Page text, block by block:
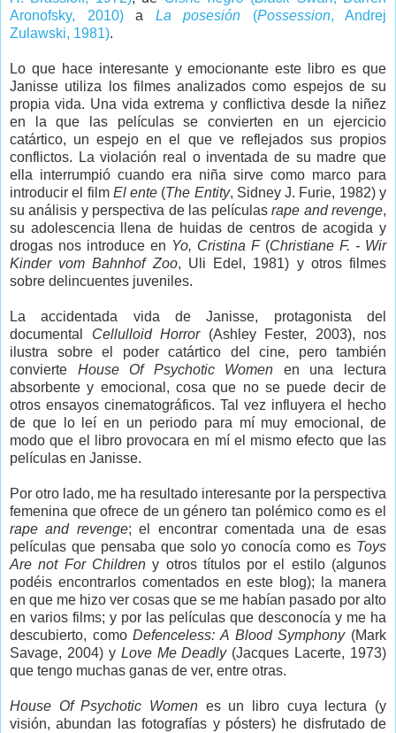
Aronofsky, 2010)a La posesión (Possession, Andrej
Zulawski, 1981).
Lo que hace interesante y emocionante este libro es que
Janisse utiliza los filmes analizados como espejos de su
propia vida. Una vida extrema y conflictiva desde la niñez
en la que las películas se convierten en un ejercicio
catártico, un espejo en el que ve reflejados sus propios
conflictos. La violación real o inventada de su madre que
ella interrumpió cuando era niña sirve como marco para
introducir el film El ente (The Entity, Sidney J. Furie, 1982) y
su análisis y perspectiva de las películasrape and revenge,
su adolescencia llena de huidas de centros de acogida y
drogas nos introduce en Yo, Cristina F(Christiane F. - Wir
Kinder vom Bahnhof Zoo, Uli Edel, 1981) y otros filmes
sobre delincuentes juveniles.
La accidentada vida de Janisse, protagonista del
documental Cellulloid Horror(Ashley Fester, 2003), nos
ilustra sobre el poder catártico del cine, pero también
convierte House Of Psychotic Women en una lectura
absorbente y emocional, cosa que no se puede decir de
otros ensayos cinematográficos. Tal vez influyera el hecho
de que lo leí en un periodo para mí muy emocional, de
modo que el libro provocara en mí el mismo efecto que las
películas en Janisse.
Por otro lado, me ha resultado interesante por la perspectiva
femenina que ofrece de un género tan polémico como es el
rape and revenge; el encontrar comentada una de esas
películas que pensaba que solo yo conocía como es Toys
Are not For Childreny otros títulos por el estilo (algunos
podéis encontrarlos comentados en este blog); la manera
en que me hizo ver cosas que se me habían pasado por alto
en varios films; y por las películas que desconocía y me ha
descubierto, comoDefenceless: A Blood Symphony(Mark
Savage, 2004) y Love Me Deadly(Jacques Lacerte, 1973)
que tengo muchas ganas de ver, entre otras.
House Of Psychotic Women es un libro cuya lectura (y
visión, abundan las fotografías y pósters) he disfrutado de